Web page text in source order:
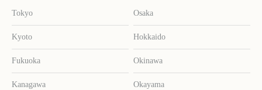
Tokyo Osaka
Kyoto Hokkaido
Fukuoka Okinawa
Kanagawa Okayama